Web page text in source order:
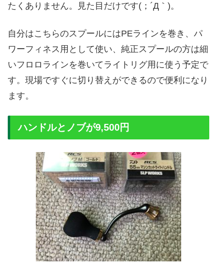
たくありません。見た目だけです(；´Д｀)。
自分はこちらのスプールにはPEラインを巻き、パ
ワーフィネス用として使い、純正スプールの方は細
いフロロラインを巻いてライトリグ用に使う予定で
す。現場ですぐに切り替えができるので便利になり
ます。
ハンドルとノブが9,500円